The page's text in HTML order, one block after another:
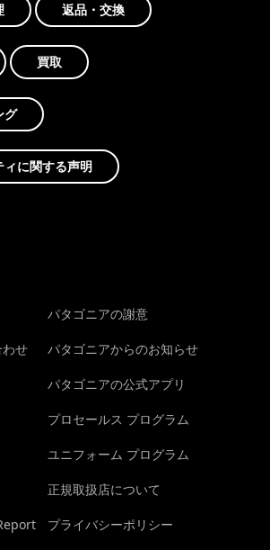
返品・交換
買取
グ
ィに関する声明
せ
パタゴニアの謝意
パタゴニアからのお知らせ
パタゴニアの公式アプリ
プロセールス プログラム
ユニフォーム プログラム
正規取扱店について
プライバシーポリシー